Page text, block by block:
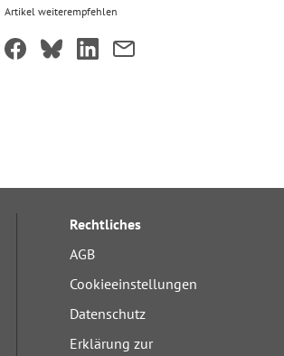
Artikel weiterempfehlen
Rechtliches
AGB
Cookieeinstellungen
Datenschutz
Erklärung zur